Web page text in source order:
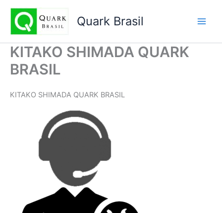
conteúdo
Quark Brasil
KITAKO SHIMADA QUARK
BRASIL
KITAKO SHIMADA QUARK BRASIL